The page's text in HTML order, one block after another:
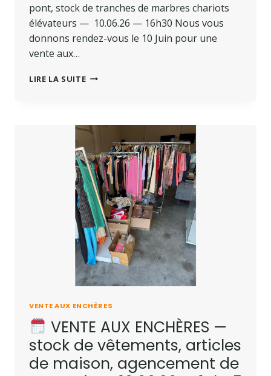
pont, stock de tranches de marbres chariots
élévateurs — 10.06.26 — 16h30 Nous vous
donnons rendez-vous le 10 Juin pour une
vente aux…
LIRE LA SUITE
VENTE AUX ENCHÈRES
VENTE AUX ENCHÈRES —
stock de vêtements, articles
de maison, agencement de